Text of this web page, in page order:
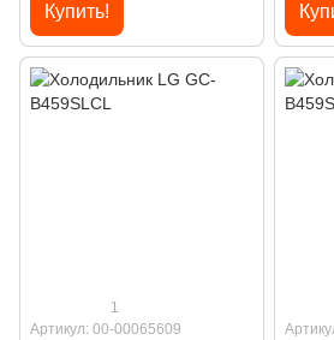
Купить!
1
Артикул: 00-00065609